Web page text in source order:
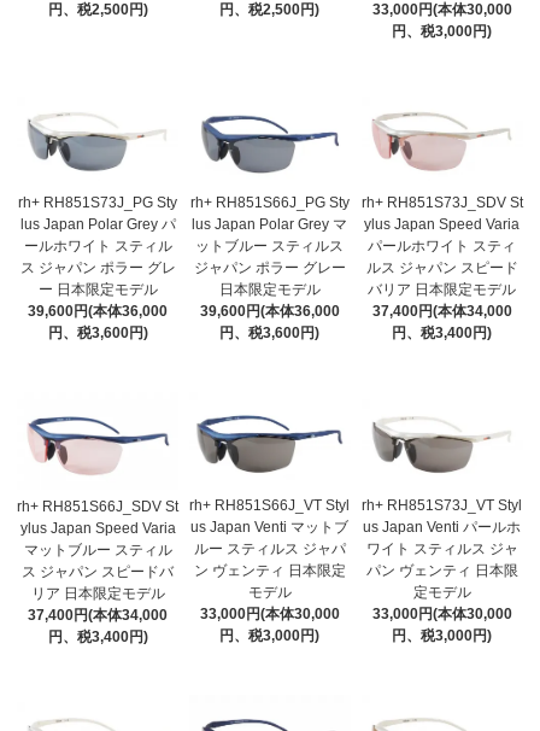
円、税2,500円)
円、税2,500円)
33,000円(本体30,000
円、税3,000円)
rh+ RH851S73J_PG Sty
lus Japan Polar Grey パ
ールホワイト スティル
ス ジャパン ポラー グレ
ー 日本限定モデル
39,600円(本体36,000
円、税3,600円)
rh+ RH851S66J_PG Sty
lus Japan Polar Grey マ
ットブルー スティルス
ジャパン ポラー グレー
日本限定モデル
39,600円(本体36,000
円、税3,600円)
rh+ RH851S73J_SDV St
ylus Japan Speed Varia
パールホワイト スティ
ルス ジャパン スピード
バリア 日本限定モデル
37,400円(本体34,000
円、税3,400円)
rh+ RH851S66J_SDV St
ylus Japan Speed Varia
マットブルー スティル
ス ジャパン スピードバ
リア 日本限定モデル
37,400円(本体34,000
円、税3,400円)
rh+ RH851S66J_VT Styl
us Japan Venti マットブ
ルー スティルス ジャパ
ン ヴェンティ 日本限定
モデル
33,000円(本体30,000
円、税3,000円)
rh+ RH851S73J_VT Styl
us Japan Venti パールホ
ワイト スティルス ジャ
パン ヴェンティ 日本限
定モデル
33,000円(本体30,000
円、税3,000円)